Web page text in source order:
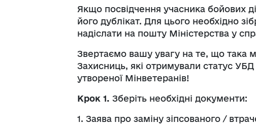
Якщо посвідчення учасника бойових
його дублікат. Для цього необхідно
надіслати на пошту Міністерства у
Звертаємо вашу увагу на те, що така
Захисниць, які отримували статус УБД
утвореної Мінветеранів!
Крок 1. Зберіть необхідні документи:
1. Заява про заміну зіпсованого /